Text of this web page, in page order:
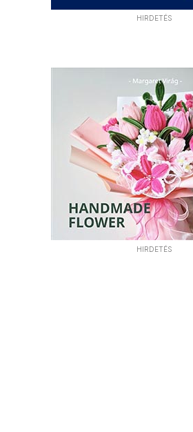
HIRDETÉS
HIRDETÉS